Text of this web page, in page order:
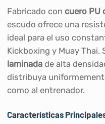
Fabricado con cuero PU
escudo ofrece una
ideal para el uso
Kickboxing y Muay Thai.
laminadade alta
distribuya
como al entrenador.
Características